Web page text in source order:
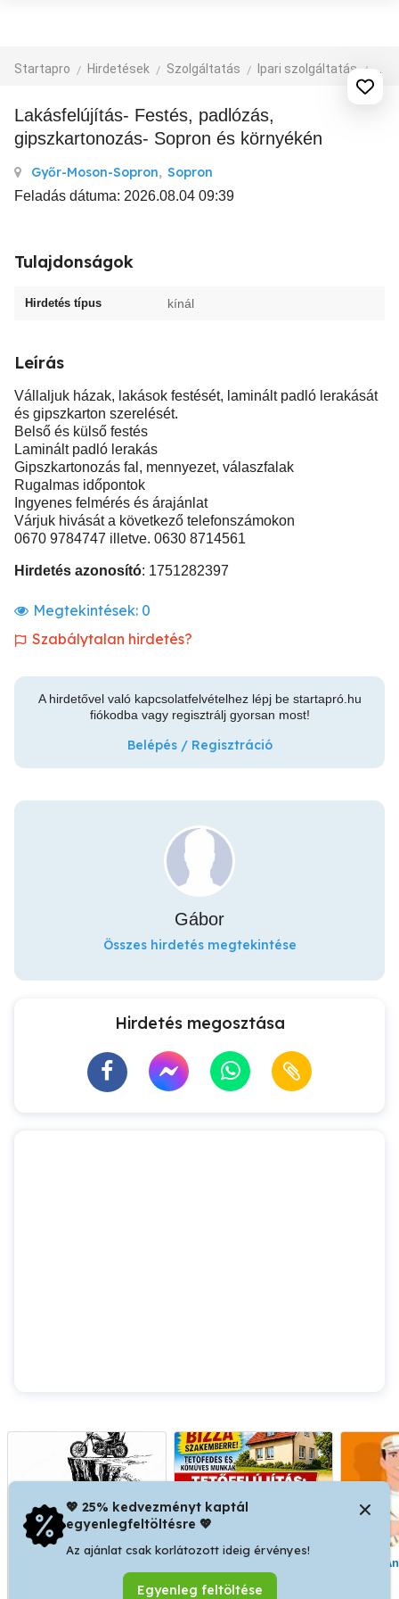
Startapro Hirdetések Szolgáltatás Ipari szolgáltatás
Lakásfelújítás- Festés, padlózás,
gipszkartonozás- Sopron és környékén
Győr-Moson-Sopron, Sopron
Feladás dátuma: 2026.08.04 09:39
Tulajdonságok
Hirdetés típus kínál
Leírás
Vállaljuk házak, lakások festését, laminált padló lerakását
és gipszkarton szerelését.
Belső és külső festés
Laminált padló lerakás
Gipszkartonozás fal, mennyezet, válaszfalak
Rugalmas időpontok
Ingyenes felmérés és árajánlat
Várjuk hivását a következő telefonszámokon
0670 9784747 illetve. 0630 8714561
Hirdetés azonosító: 1751282397
Megtekintések: 0
Szabálytalan hirdetés?
A hirdetővel való kapcsolatfelvételhez lépj be startapró.hu
fiókodba vagy regisztrálj gyorsan most!
Belépés / Regisztráció
Gábor
Összes hirdetés megtekintése
Hirdetés megosztása
💖 25% kedvezményt kaptál
egyenlegfeltöltésre 💖
Az ajánlat csak korlátozott ideig érvényes!
Egyenleg feltöltése